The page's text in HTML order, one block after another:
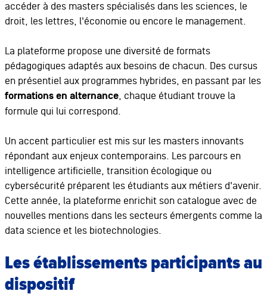
accéder à des masters spécialisés dans les sciences, le
droit, les lettres, l'économie ou encore le management.
La plateforme propose une diversité de formats
pédagogiques adaptés aux besoins de chacun. Des cursus
en présentiel aux programmes hybrides, en passant par les
formations en alternance, chaque étudiant trouve la
formule qui lui correspond.
Un accent particulier est mis sur les masters innovants
répondant aux enjeux contemporains. Les parcours en
intelligence artificielle, transition écologique ou
cybersécurité préparent les étudiants aux métiers d'avenir.
Cette année, la plateforme enrichit son catalogue avec de
nouvelles mentions dans les secteurs émergents comme la
data science et les biotechnologies.
Les établissements participants au
dispositif